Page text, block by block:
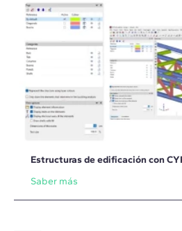
Estructuras de edificación con
Saber más